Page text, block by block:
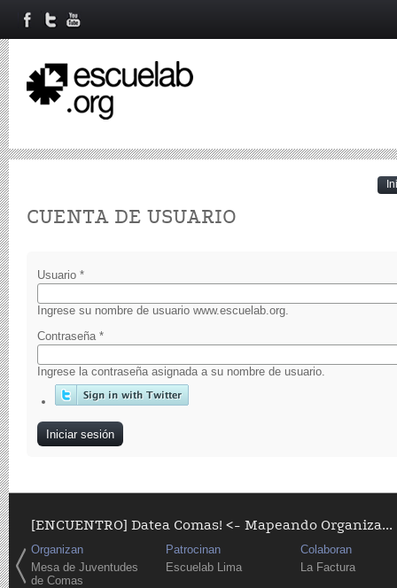
CUENTA DE USUARIO
Usuario *
Ingrese su nombre de usuario www.escuelab.org.
Contraseña *
Ingrese la contraseña asignada a su nombre de usuario.
[ENCUENTRO] Datea Comas! <- Mapeando Organiza...
Organizan
Mesa de Juventudes
de Comas
Patrocinan
Escuelab Lima
Colaboran
La Factura